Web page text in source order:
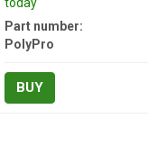
Part number:
PolyPro
BUY